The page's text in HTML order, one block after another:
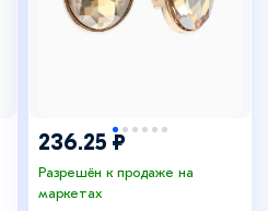
236.25 ₽
Разрешён к продаже на
маркетах